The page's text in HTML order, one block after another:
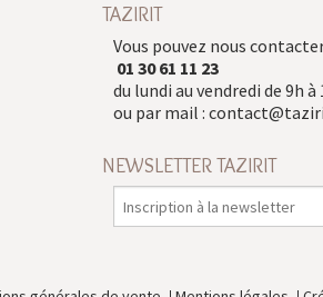
TAZIRIT
Vous pouvez nous
01 30 61 11 23
du lundi au vendredi de 9h à
ou par mail :
NEWSLETTER TAZIRIT